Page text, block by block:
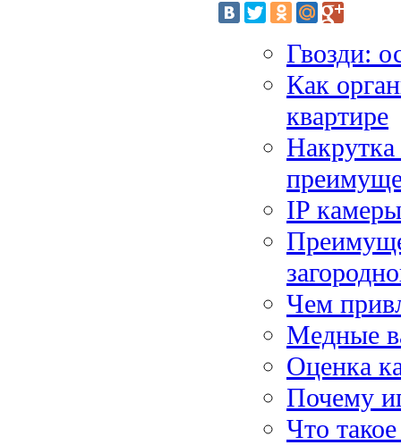
Гвозди:
Как
квартире
Накрутка
IP
Чем
Медные
Оценка
Почему
Что